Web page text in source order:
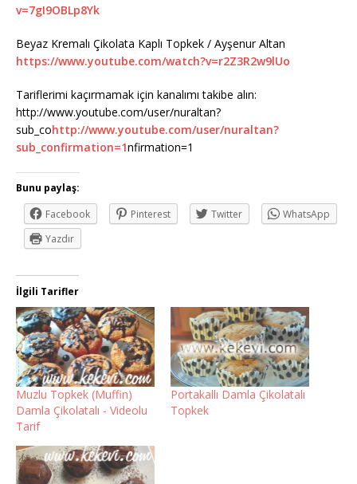
v=7gI9OBLp8Yk
Beyaz Kremalı Çikolata Kaplı Topkek / Ayşenur Altan
https://www.youtube.com/watch?v=r2Z3R2w9lUo
Tariflerimi kaçırmamak için kanalımı takibe alın:
http://www.youtube.com/user/nuraltan?
sub_cohttp://www.youtube.com/user/nuraltan?
sub_confirmation=1nfirmation=1
Bunu paylaş:
Facebook
Pinterest Twitter
WhatsApp
Yazdır
İlgili Tarifler
Muzlu Topkek (Muffin)
Damla Çikolatalı - Videolu
Tarif
Portakallı Damla Çikolatalı
Topkek